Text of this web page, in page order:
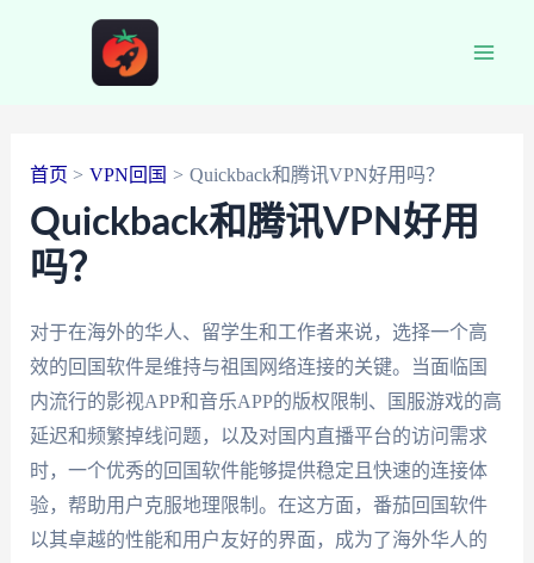
首页 VPN回国 Quickback和腾讯VPN好用吗？
Quickback和腾讯VPN好用
吗？
对于在海外的华人、留学生和工作者来说，选择一个高
效的回国软件是维持与祖国网络连接的关键。当面临国
内流行的影视APP和音乐APP的版权限制、国服游戏的高
延迟和频繁掉线问题，以及对国内直播平台的访问需求
时，一个优秀的回国软件能够提供稳定且快速的连接体
验，帮助用户克服地理限制。在这方面，番茄回国软件
以其卓越的性能和用户友好的界面，成为了海外华人的